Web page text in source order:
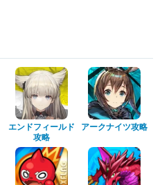
エンドフィールド
攻略
アークナイツ攻略